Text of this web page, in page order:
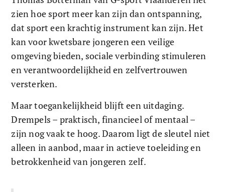
zien hoe sport meer kan zijn dan ontspanning,
dat sport een krachtig instrument kan zijn. Het
kan voor kwetsbare jongeren een veilige
omgeving bieden, sociale verbinding stimuleren
en verantwoordelijkheid en zelfvertrouwen
versterken.
Maar toegankelijkheid blijft een uitdaging.
Drempels – praktisch, financieel of mentaal –
zijn nog vaak te hoog. Daarom ligt de sleutel niet
alleen in aanbod, maar in actieve toeleiding en
betrokkenheid van jongeren zelf.